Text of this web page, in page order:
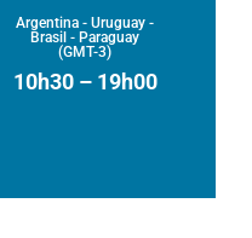
Argentina - Uruguay -
Brasil - Paraguay
(GMT-3)
10h30 – 19h00